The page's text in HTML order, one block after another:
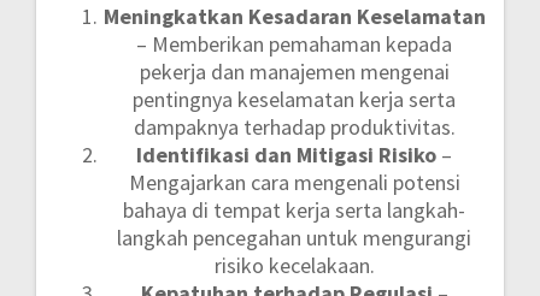
Meningkatkan Kesadaran Keselamatan
– Memberikan pemahaman kepada
pekerja dan manajemen mengenai
pentingnya keselamatan kerja serta
dampaknya terhadap produktivitas.
Identifikasi dan Mitigasi Risiko –
Mengajarkan cara mengenali potensi
bahaya di tempat kerja serta langkah-
langkah pencegahan untuk mengurangi
risiko kecelakaan.